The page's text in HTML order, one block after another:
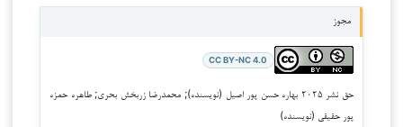
مجوز
CC BY-NC 4.0
حق نشر ۲۰۲۵ بهاره حسن پور اصیل (نویسنده); محمدرضا زربخش بحری; طاهره حمزه
پور حقیقی (نویسنده)